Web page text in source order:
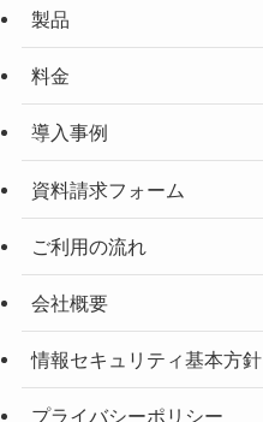
製品
料金
導入事例
資料請求フォーム
ご利用の流れ
会社概要
情報セキュリティ基本方針
プライバシーポリシー